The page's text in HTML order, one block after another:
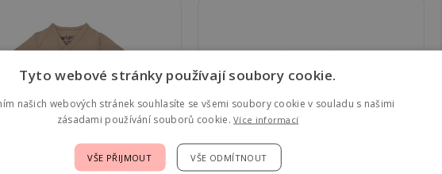
Tyto webové stránky používají soubory cookie.
našich webových stránek souhlasíte se všemi soubory cookie v souladu s našimi
zásadami používání souborů cookie.Více informací
VŠE PŘIJMOUT VŠE ODMÍTNOUT